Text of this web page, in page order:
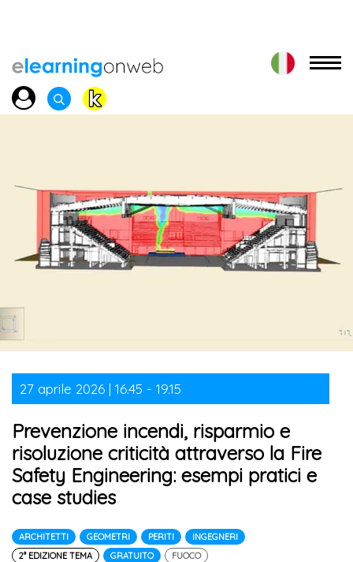
27 aprile 2026 | 16.45 - 19.15
Prevenzione incendi, risparmio e
risoluzione criticità attraverso la Fire
Safety Engineering: esempi pratici e
case studies
ARCHITETTI GEOMETRI PERITI
INGEGNERI
2° EDIZIONE TEMA
GRATUITO FUOCO